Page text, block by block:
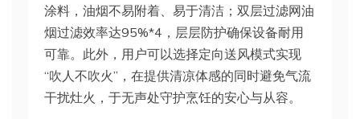
涂料，油烟不易附着、易于清洁；双层过滤网油
烟过滤效率达95%*4，层层防护确保设备耐用
可靠。此外，用户可以选择定向送风模式实现
“吹人不吹火”，在提供清凉体感的同时避免气流
干扰灶火，于无声处守护烹饪的安心与从容。